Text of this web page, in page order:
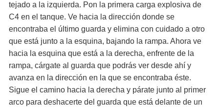
tejado a la izquierda. Pon la primera carga explosiva de
C4 en el tanque. Ve hacia la dirección donde se
encontraba el último guarda y elimina con cuidado a otro
que está junto a la esquina, bajando la rampa. Ahora ve
hacia la esquina que está a la derecha, enfrente de la
rampa, cárgate al guarda que podrás ver desde ahí y
avanza en la dirección en la que se encontraba éste.
Sigue el camino hacia la derecha y párate junto al primer
arco para deshacerte del guarda que está delante de un